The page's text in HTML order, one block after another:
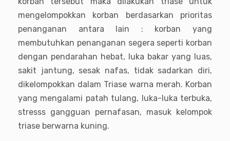
mengelompokkan korban berdasarkan prioritas
penanganan antara lain : korban yang
membutuhkan penanganan segera seperti korban
dengan pendarahan hebat, luka bakar yang luas,
sakit jantung, sesak nafas, tidak sadarkan diri,
dikelompokkan dalam Triase warna merah. Korban
yang mengalami patah tulang, luka-luka terbuka,
stresss gangguan pernafasan, masuk kelompok
triase berwarna kuning.